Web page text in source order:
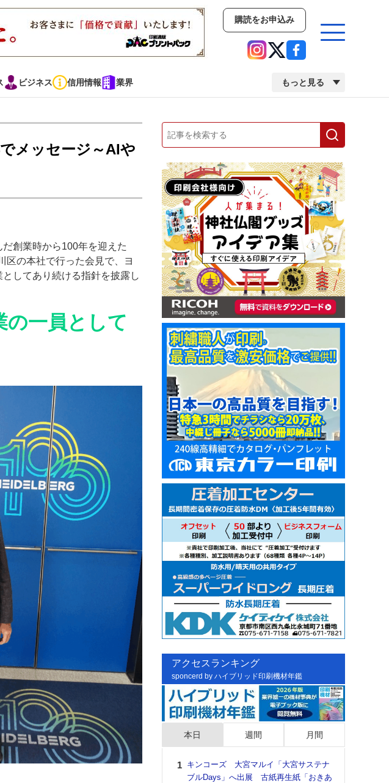
購読をお申込み
ビジネス 信用情報 業界 もっと見る
イベント
人事・移転・異動・訃報
市場・統計 人事・移転・異動・訃報
JAPAN PACK 2023 特集 中古印刷機・製本機特集
2022 検査・校正特集
メッセージ～AIや
創業時から100年を迎えた
区の本社で行った会見で、ヨ
してあり続ける指針を披露し
一員として
アクセスランキング
sponcerd by ハイブリッド印刷機材年鑑
本日 週間 月間
キンコーズ 大宮マルイ「大宮サステナ
ブルDays」へ出展 古紙再生紙「おきあ